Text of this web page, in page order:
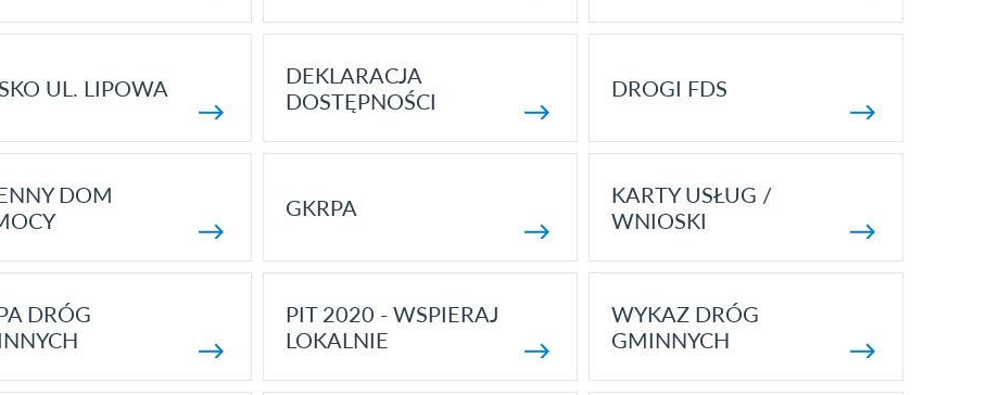
UL. LIPOWA
DEKLARACJA
DOSTĘPNOŚCI
DROGI FDS
DOM
GKRPA
KARTY USŁUG /
WNIOSKI
DRÓG
PIT 2020 - WSPIERAJ
LOKALNIE
WYKAZ DRÓG
GMINNYCH